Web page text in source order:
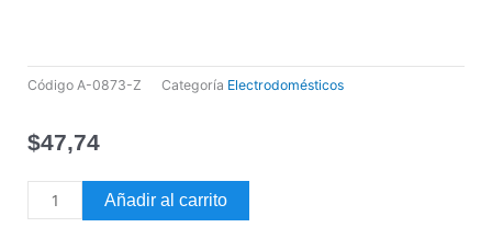
Código A-0873-Z Categoría Electrodomésticos
$47,74
LICUADORA
MASTER
Añadir al carrito